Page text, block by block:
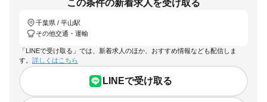
この条件の新着求人を受け取る
千葉県 / 平山駅
その他交通・運輸
「LINEで受け取る」では、新着求人のほか、おすすめ情報なども配信しま
す。 詳しくはこちら
LINEで受け取る